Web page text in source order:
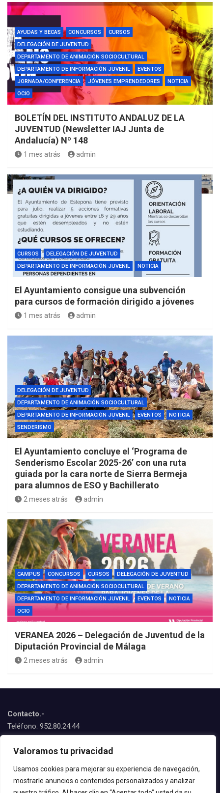
Valoramos tu privacidad
Usamos cookies para mejorar su experiencia de navegación,
mostrarle anuncios o contenidos personalizados y analizar
AYUDAS Y BECAS CONCURSOS
CURSOS
DELEGACIÓN DE JUVENTUD
DEPARTAMENTO DE ANIMACIÓN SOCIOCULTURAL
DEPARTAMENTO DE INFORMACIÓN JUVENIL
EVENTOS
JORNADA/CONFERENCIA
JÓVENES EMPRENDEDORES
NOTICIA
OCIO
BOLETÍN DEL INSTITUTO ANDALUZ DE LA
JUVENTUD (Newsletter IAJ Junta de
Andalucía) Nº 148
1 mes atrás admin
CURSOS
DELEGACIÓN DE JUVENTUD
DEPARTAMENTO DE INFORMACIÓN JUVENIL
NOTICIA
El Ayuntamiento consigue una subvención
para cursos de formación dirigido a jóvenes
1 mes atrás admin
DELEGACIÓN DE JUVENTUD
DEPARTAMENTO DE ANIMACIÓN SOCIOCULTURAL
DEPARTAMENTO DE INFORMACIÓN JUVENIL
EVENTOS
NOTICIA
SENDERISMO
El Ayuntamiento concluye el ‘Programa de
Senderismo Escolar 2025-26’ con una ruta
guiada por la cara norte de Sierra Bermeja
para alumnos de ESO y Bachillerato
2 meses atrás admin
CAMPUS CONCURSOS CURSOS
DELEGACIÓN DE JUVENTUD
DEPARTAMENTO DE ANIMACIÓN SOCIOCULTURAL
DEPARTAMENTO DE INFORMACIÓN JUVENIL
EVENTOS
NOTICIA
OCIO
VERANEA 2026 – Delegación de Juventud de la
Diputación Provincial de Málaga
2 meses atrás admin
Contacto.-
Teléfono: 952.80.24.44
juventud@estepona.es
© 2020 Delegación de Juventud